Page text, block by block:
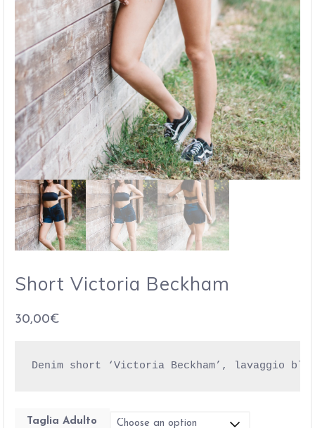
Short Victoria Beckham
30,00€
Denim short ‘Victoria Beckham’, lavaggio
Taglia Adulto